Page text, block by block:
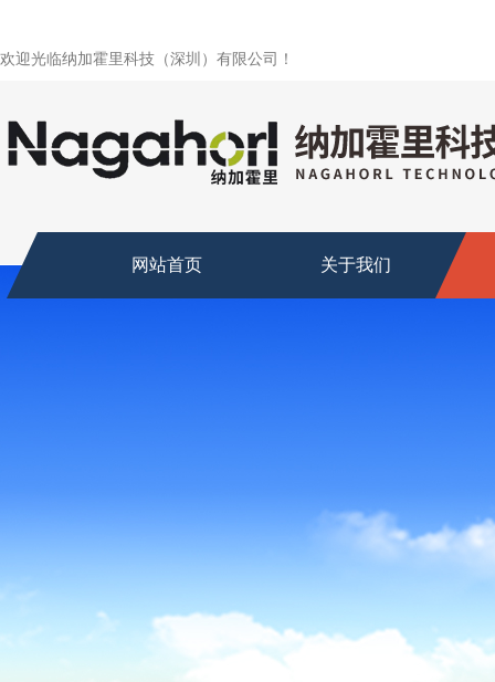
欢迎光临纳加霍里科技（深圳）有限公司！
网站首页 关于我们